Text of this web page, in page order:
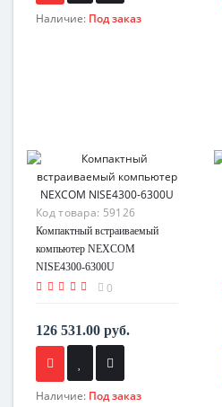
Наличие: Под заказ
Код товара: 59126
Компактный встраиваемый
компьютер NEXCOM
NISE4300-6300U
0
126 531.00 руб.
Наличие: Под заказ